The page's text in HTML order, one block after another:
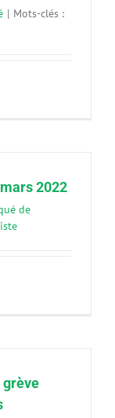
| Mots-clés :
2022
de
grève